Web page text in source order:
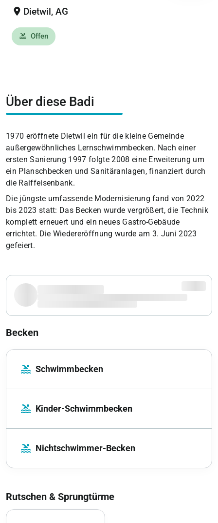
location_on Dietwil, AG
pool Offen
Über diese Badi
1970 eröffnete Dietwil ein für die kleine Gemeinde
außergewöhnliches Lernschwimmbecken. Nach einer
ersten Sanierung 1997 folgte 2008 eine Erweiterung um
ein Planschbecken und Sanitäranlagen, finanziert durch
die Raiffeisenbank.
Die jüngste umfassende Modernisierung fand von 2022
bis 2023 statt: Das Becken wurde vergrößert, die Technik
komplett erneuert und ein neues Gastro-Gebäude
errichtet. Die Wiedereröffnung wurde am 3. Juni 2023
gefeiert.
Becken
pool Schwimmbecken
pool Kinder-Schwimmbecken
pool Nichtschwimmer-Becken
Rutschen & Sprungtürme